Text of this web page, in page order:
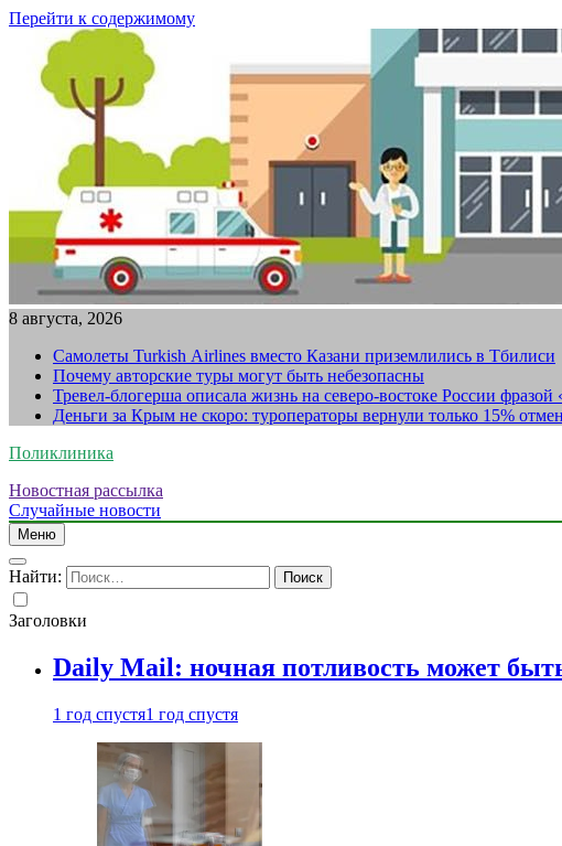
Перейти к содержимому
8 августа, 2026
Самолеты Turkish Airlines вместо Казани приземлились в Тбилиси
Почему авторские туры могут быть небезопасны
Тревел-блогерша описала жизнь на северо-востоке России
Деньги за Крым не скоро: туроператоры вернули только 15%
Поликлиника
Новостная рассылка
Случайные новости
Меню
Найти:
Заголовки
Daily Mail: ночная потливость может
1 год спустя1 год спустя